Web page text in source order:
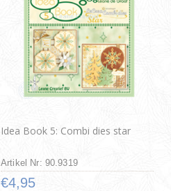
Idea Book 5: Combi dies star
Artikel Nr: 90.9319
€4,95